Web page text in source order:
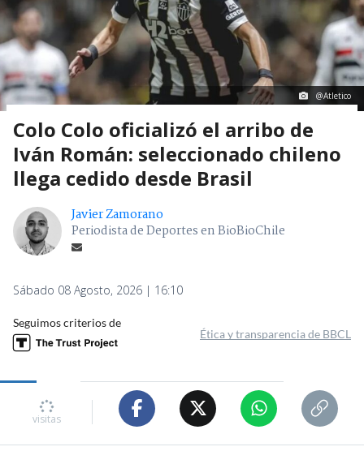
@Atletico
Colo Colo oficializó el arribo de
Iván Román: seleccionado chileno
llega cedido desde Brasil
Javier Zamorano
Periodista de Deportes en BioBioChile
Sábado 08 Agosto, 2026 | 16:10
Seguimos criterios de
Ética y transparencia de BBCL
1954
visitas